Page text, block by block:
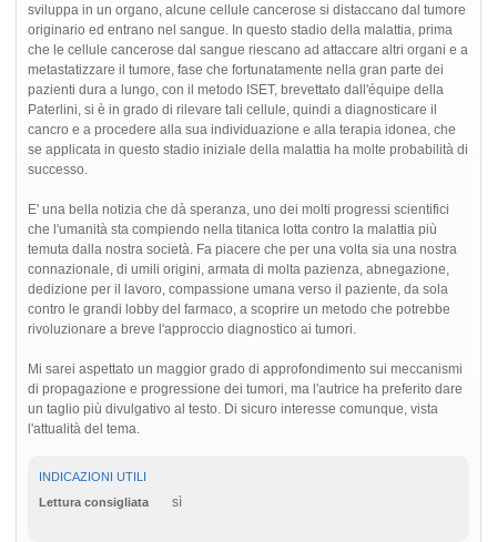
sviluppa in un organo, alcune cellule cancerose si distaccano dal tumore
originario ed entrano nel sangue. In questo stadio della malattia, prima
che le cellule cancerose dal sangue riescano ad attaccare altri organi e a
metastatizzare il tumore, fase che fortunatamente nella gran parte dei
pazienti dura a lungo, con il metodo ISET, brevettato dall'équipe della
Paterlini, si è in grado di rilevare tali cellule, quindi a diagnosticare il
cancro e a procedere alla sua individuazione e alla terapia idonea, che
se applicata in questo stadio iniziale della malattia ha molte probabilità di
successo.
E' una bella notizia che dà speranza, uno dei molti progressi scientifici
che l'umanità sta compiendo nella titanica lotta contro la malattia più
temuta dalla nostra società. Fa piacere che per una volta sia una nostra
connazionale, di umili origini, armata di molta pazienza, abnegazione,
dedizione per il lavoro, compassione umana verso il paziente, da sola
contro le grandi lobby del farmaco, a scoprire un metodo che potrebbe
rivoluzionare a breve l'approccio diagnostico ai tumori.
Mi sarei aspettato un maggior grado di approfondimento sui meccanismi
di propagazione e progressione dei tumori, ma l'autrice ha preferito dare
un taglio più divulgativo al testo. Di sicuro interesse comunque, vista
l'attualità del tema.
INDICAZIONI UTILI
Lettura consigliata
sì